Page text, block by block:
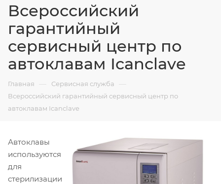
Всероссийский
гарантийный
сервисный центр по
автоклавам Icanclave
Главная — Сервисная служба —
Всероссийский гарантийный сервисный центр по
автоклавам Icanclave
Автоклавы
используются
для
стерилизации